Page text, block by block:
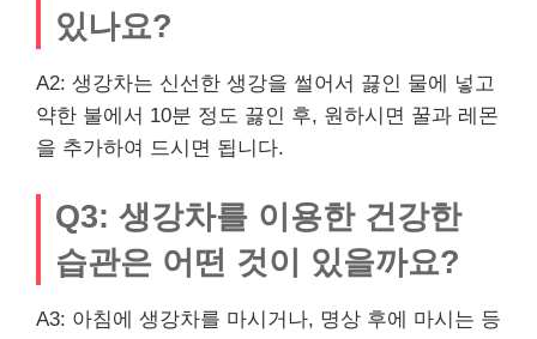
있나요?
A2: 생강차는 신선한 생강을 썰어서 끓인 물에 넣고
약한 불에서 10분 정도 끓인 후, 원하시면 꿀과 레몬
을 추가하여 드시면 됩니다.
Q3: 생강차를 이용한 건강한
습관은 어떤 것이 있을까요?
A3: 아침에 생강차를 마시거나, 명상 후에 마시는 등